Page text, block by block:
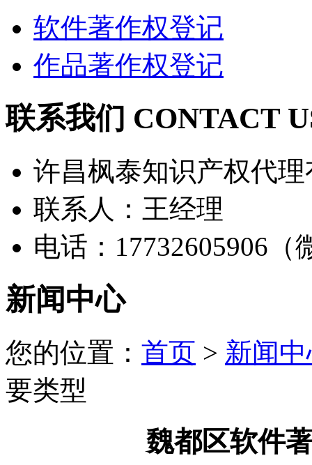
软件著作权登记
作品著作权登记
联系我们 CONTACT
许昌枫泰知识产权代
联系人：王经理
电话：17732605906（
新闻中心
您的位置： 首页 > 新闻
要类型
魏都区软件